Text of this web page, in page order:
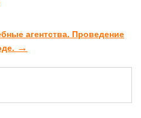
агентства. Проведение
→